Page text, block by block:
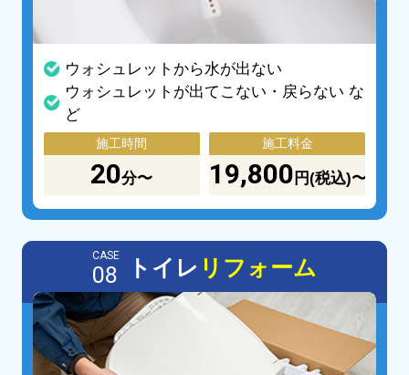
ウォシュレットから水が出ない
ウォシュレットが出てこない・戻らない な
ど
施工時間
20分〜
施工料金
19,800 円(税込)〜
CASE
08 トイレ リフォーム